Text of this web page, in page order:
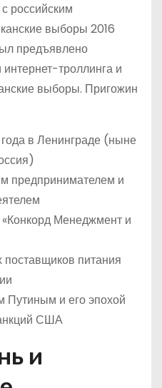
российским
выборы 2016
предъявлено
троллинга и
выборы. Пригожин
года в Ленинграде (ныне
предпринимателем и
Менеджмент и
питания
Путиным и его эпохой
США
и